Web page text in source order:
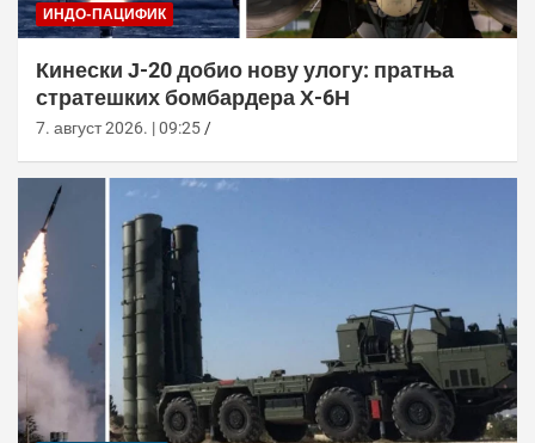
ИНДО-ПАЦИФИК
Кинески Ј-20 добио нову улогу: пратња
стратешких бомбардера Х-6Н
7. август 2026. | 09:25